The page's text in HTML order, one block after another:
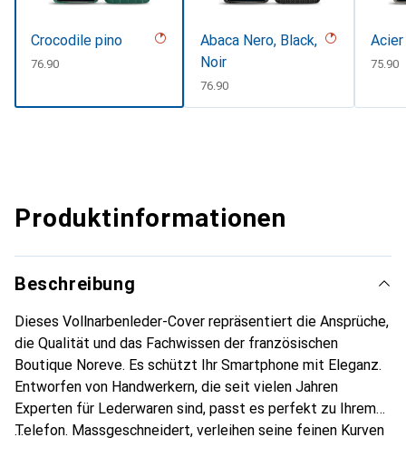
Crocodile pino
CHF
76.90
Abaca Nero, Black,
Noir
CHF
76.90
CHF
75.90
Produktinformationen
Beschreibung
Dieses Vollnarbenleder-Cover repräsentiert die Ansprüche,
die Qualität und das Fachwissen der französischen
Boutique Noreve. Es schützt Ihr Smartphone mit Eleganz.
Entworfen von Handwerkern, die seit vielen Jahren
Experten für Lederwaren sind, passt es perfekt zu Ihrem
Telefon. Massgeschneidert, verleihen seine feinen Kurven